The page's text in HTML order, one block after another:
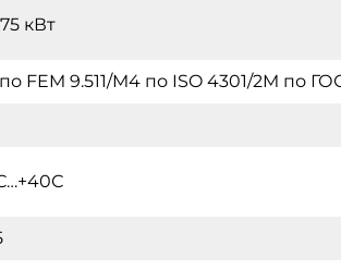
кВт
FEM 9.511/M4 по ISO 4301/2M по